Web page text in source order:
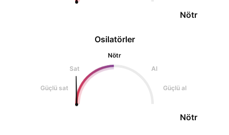
Osilatörler
Nötr
Sat
Al
Güçlü sat Güçlü al
Nötr
Nötr